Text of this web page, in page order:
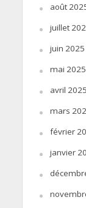
août
juillet
juin 2025
mai 2025
avril 2025
mars
février
janvier